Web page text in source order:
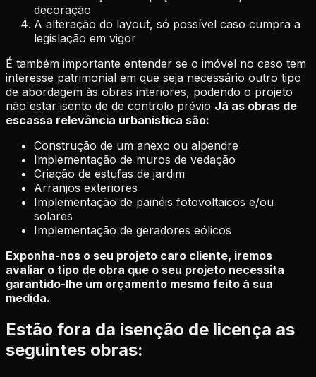
decoração
A alteração do layout, só possível caso cumpra a
legislação em vigor
É também importante entender se o imóvel no caso tem
interesse patrimonial em que seja necessário outro tipo
de abordagem às obras interiores, podendo o projeto
não estar isento de de controlo prévio Já as obras de
escassa relevância urbanística são:
Construção de um anexo ou alpendre
Implementação de muros de vedação
Criação de estufas de jardim
Arranjos exteriores
Implementação de painéis fotovoltaicos e/ou
solares
Implementação de geradores eólicos
Exponha-nos o seu projeto caro cliente, iremos
avaliar o tipo de obra que o seu projeto necessita
garantido-lhe um orçamento mesmo feito à sua
medida.
Estão fora da isenção de licença as
seguintes obras: